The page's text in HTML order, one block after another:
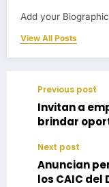
Add your
View All Posts
Previous post
Invitan a
brindar
Next post
Anuncian
los CAIC del